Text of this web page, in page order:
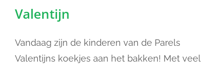
Valentijn
Vandaag zijn de kinderen van de Parels
Valentijns koekjes aan het bakken! Met veel